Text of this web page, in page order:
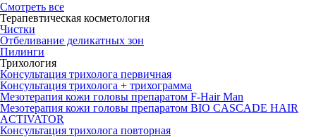
Смотреть все
Терапевтическая косметология
Чистки
Отбеливание деликатных зон
Пилинги
Трихология
Консультация трихолога первичная
Консультация трихолога + трихограмма
Мезотерапия кожи головы препаратом F-Hair Man
Мезотерапия кожи головы препаратом BIO CASCADE HAIR
ACTIVATOR
Консультация трихолога повторная